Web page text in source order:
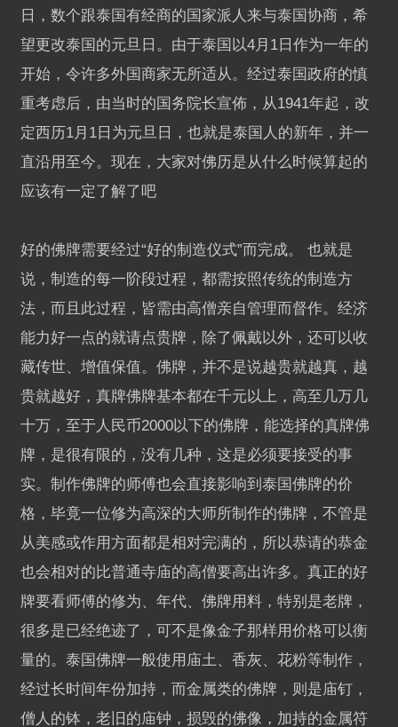
日，数个跟泰国有经商的国家派人来与泰国协商，希
望更改泰国的元旦日。由于泰国以4月1日作为一年的
开始，令许多外国商家无所适从。经过泰国政府的慎
重考虑后，由当时的国务院长宣佈，从1941年起，改
定西历1月1日为元旦日，也就是泰国人的新年，并一
直沿用至今。现在，大家对佛历是从什么时候算起的
应该有一定了解了吧
好的佛牌需要经过“好的制造仪式”而完成。 也就是
说，制造的每一阶段过程，都需按照传统的制造方
法，而且此过程，皆需由高僧亲自管理而督作。经济
能力好一点的就请点贵牌，除了佩戴以外，还可以收
藏传世、增值保值。佛牌，并不是说越贵就越真，越
贵就越好，真牌佛牌基本都在千元以上，高至几万几
十万，至于人民币2000以下的佛牌，能选择的真牌佛
牌，是很有限的，没有几种，这是必须要接受的事
实。制作佛牌的师傅也会直接影响到泰国佛牌的价
格，毕竟一位修为高深的大师所制作的佛牌，不管是
从美感或作用方面都是相对完满的，所以恭请的恭金
也会相对的比普通寺庙的高僧要高出许多。真正的好
牌要看师傅的修为、年代、佛牌用料，特别是老牌，
很多是已经绝迹了，可不是像金子那样用价格可以衡
量的。泰国佛牌一般使用庙土、香灰、花粉等制作，
经过长时间年份加持，而金属类的佛牌，则是庙钉，
僧人的钵，老旧的庙钟，损毁的佛像，加持的金属符